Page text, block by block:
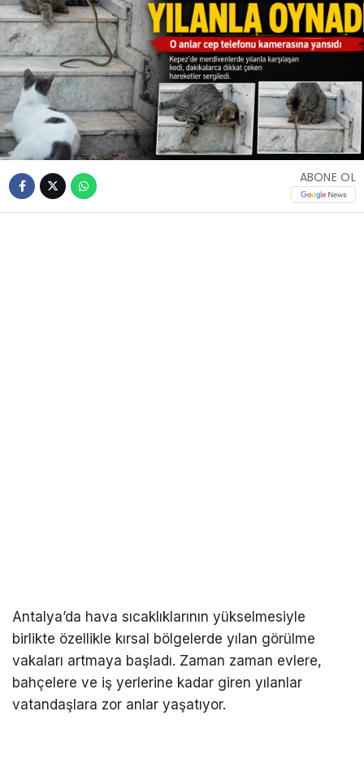
ABONE OL
Antalya’da hava sıcaklıklarının yükselmesiyle
birlikte özellikle kırsal bölgelerde yılan görülme
vakaları artmaya başladı. Zaman zaman evlere,
bahçelere ve iş yerlerine kadar giren yılanlar
vatandaşlara zor anlar yaşatıyor.